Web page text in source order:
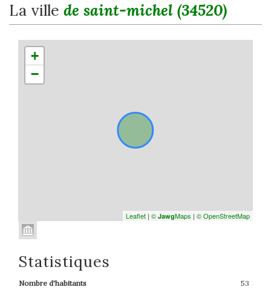
la ville de saint-michel (34520)
+
−
Leaflet | © JawgMaps | © OpenStreetMap
Statistiques
Nombre d'habitants
53